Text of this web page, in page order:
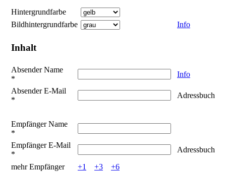
Hintergrundfarbe
Bildhintergrundfarbe
Info
Inhalt
Absender Name
*
Info
Absender E-Mail
*
Adressbuch
Empfänger Name
*
Empfänger E-Mail
*
Adressbuch
mehr Empfänger
+1 +3 +6